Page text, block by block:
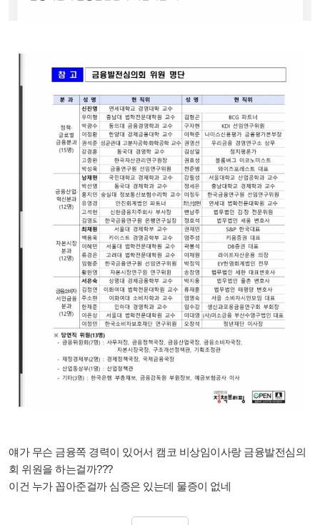
얘가 무슨 금융쪽 경력이 있어서 캠코 비상임이사랑 금융발전심의
회 위원을 하는걸까???
이건 누가 꼽아준걸까 심증은 있는데 물증이 없네